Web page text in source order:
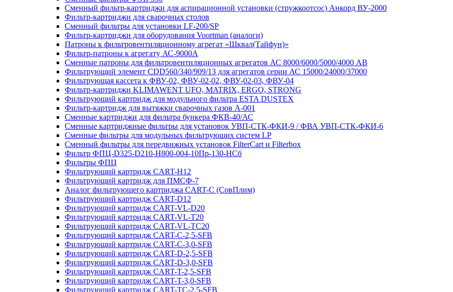
Сменный фильтр-картриджи для аспирационной установки (стружкоотсос) Анкорд ВУ-2000
Фильтр-картриджи для сварочных столов
Сменный фильтры для установки LF-200/SP
Фильтр-картриджи для оборудования Voortman (аналоги)
Патроны к фильтровентиляционному агрегат «Шквал(Тайфун)»
Фильтр-патроны к агрегату АС-9000А
Сменные патроны для фильтровентиляционных агрегатов АС 8000/6000/5000/4000 АВ
Фильтрующий элемент CDD560/340/909/13 для агрегатов серии АС 15000/24000/37000
Фильтрующая кассета к ФВУ-02, ФВУ-02-02, ФВУ-02-03, ФВУ-04
Фильтр-картриджи KLIMAWENT UFO, MATRIX, ERGO, STRONG
Фильтрующий картридж для модульного фильтра ESTA DUSTEX
Фильтр-картридж для вытяжки сварочных газов А-001
Сменные картриджи для фильтра бункера ФКВ-40/АС
Сменные картриджные фильтры для установок УВП-СТК-ФКИ-9 / ФВА УВП-СТК-ФКИ-6
Сменные фильтры для модульных фильтрующих систем LP
Сменный фильтры для передвижных установок FilterCart и Filterbox
Фильтр ФПЦ-D325-D210-H800-004-10Пр-130-НСб
Фильтры ФПЦ
Фильтрующий картридж CART-H12
Фильтрующий картридж для ПМСФ-7
Аналог фильтрующего картриджа CART-C (СовПлим)
Фильтрующий картридж CART-D12
Фильтрующий картридж CART-VL-D20
Фильтрующий картридж CART-VL-T20
Фильтрующий картридж CART-VL-TC20
Фильтрующий картридж CART-C-2,5-SFB
Фильтрующий картридж CART-C-3,0-SFB
Фильтрующий картридж CART-D-2,5-SFB
Фильтрующий картридж CART-D-3,0-SFB
Фильтрующий картридж CART-T-2,5-SFB
Фильтрующий картридж CART-T-3,0-SFB
Фильтрующий картридж CART-TC-2,5-SFB